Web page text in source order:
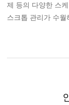
제 등의 다양한 스
스크톱 관리가 수